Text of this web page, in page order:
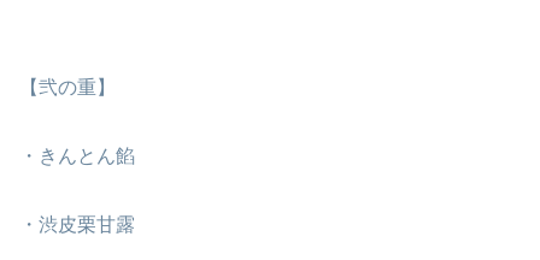
【弐の重】
・きんとん餡
・渋皮栗甘露